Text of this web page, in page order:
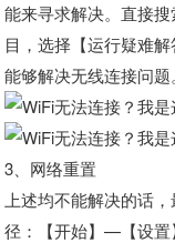
能来寻求解决。直接
目，选择【运行疑难
能够解决无线连接问题。
3、 网络重置
上述均不能解决的话
径：【开始】—【设